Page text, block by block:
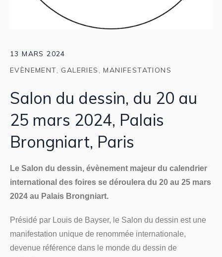
13 MARS 2024
EVÈNEMENT, GALERIES ,MANIFESTATIONS
Salon du dessin, du 20 au
25 mars 2024, Palais
Brongniart, Paris
Le Salon du dessin, évènement majeur du calendrier
international des foires se déroulera du 20 au 25 mars
2024 au Palais Brongniart.
Présidé par Louis de Bayser, le Salon du dessin est une
manifestation unique de renommée internationale,
devenue référence dans le monde du dessin de